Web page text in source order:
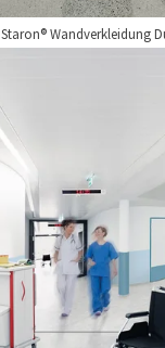
Staron® Wandverkleidung